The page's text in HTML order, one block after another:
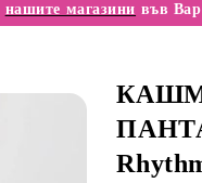
нашите магазини във